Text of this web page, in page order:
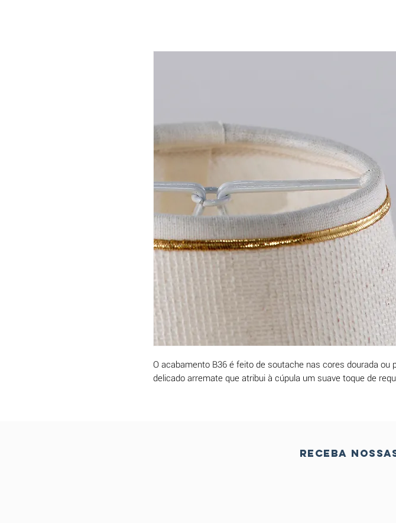
O acabamento B36 é feito de soutache nas cores dourada ou
delicado arremate que atribui à cúpula um suave toque de
Receba